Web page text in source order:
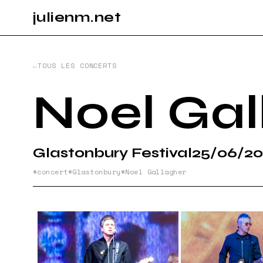
julienm.net
SPORT
TOUS LES CONCERTS
Noel
Glastonbury Festival25/06/
concert Glastonbury Noel Gallagher